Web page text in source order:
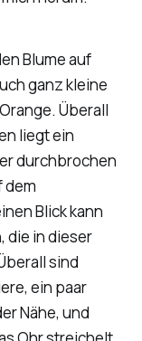
Blume auf
ganz kleine
Überall
liegt ein
durchbrochen
dem
Blick kann
die in dieser
sind
ein paar
Nähe, und